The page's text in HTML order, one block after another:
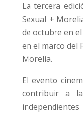
La tercera
Sexual +
de octubre en
en el marco del
Morelia.
El evento
contribuir a